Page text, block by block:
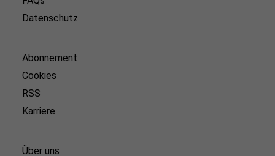
Datenschutz
Abonnement
Cookies
RSS
Karriere
Über uns